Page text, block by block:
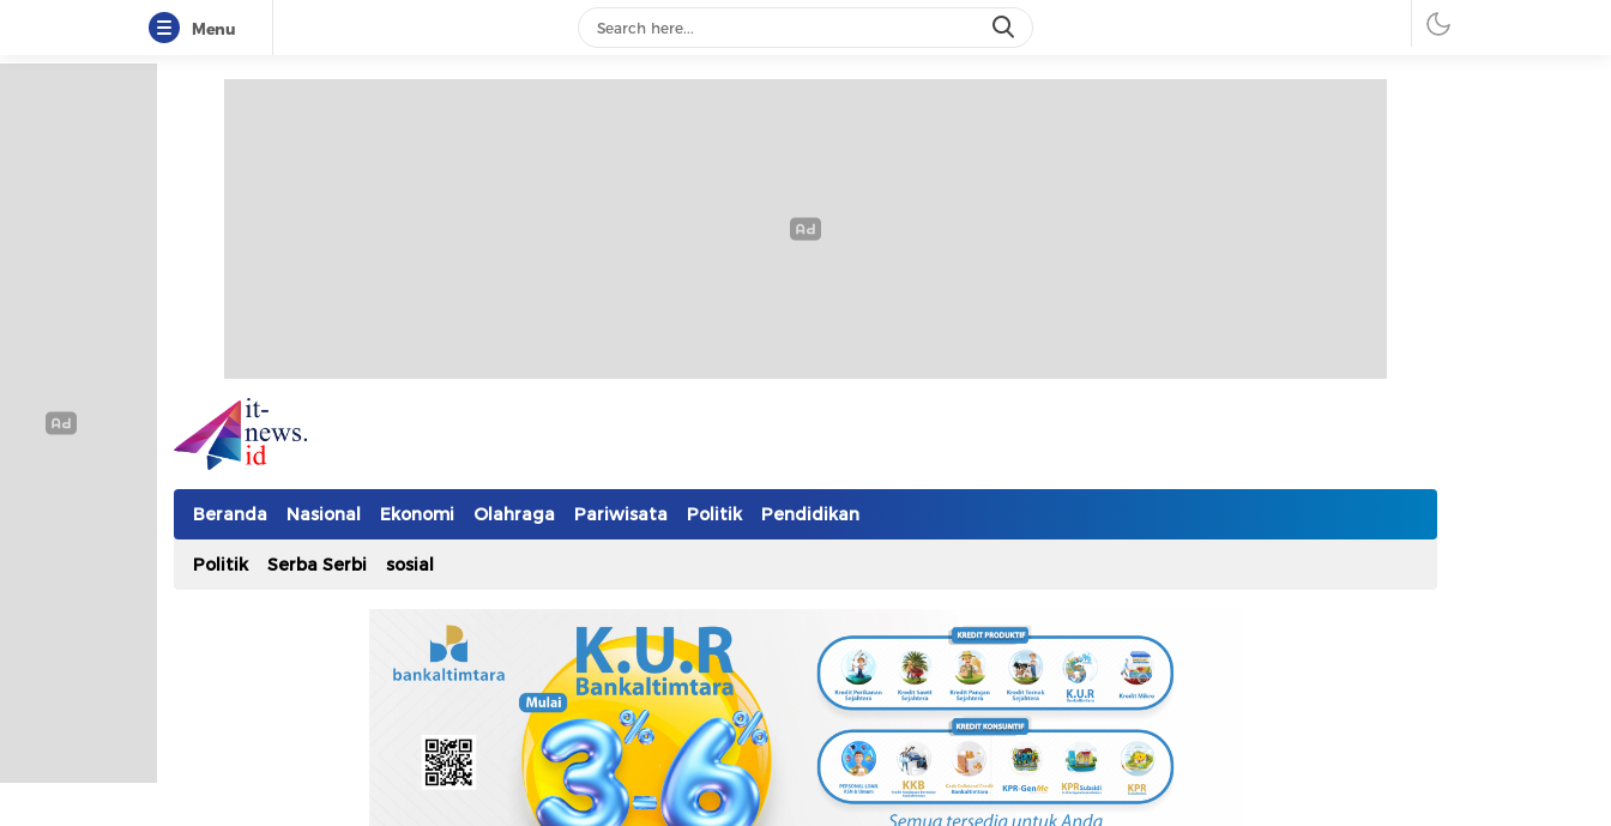
Menu
IT-NEWS
Update Cepat, Cerdas, dan Terpercaya
Beranda Nasional Ekonomi Olahraga Pariwisata Politik Pendidikan
Politik Serba Serbi sosial